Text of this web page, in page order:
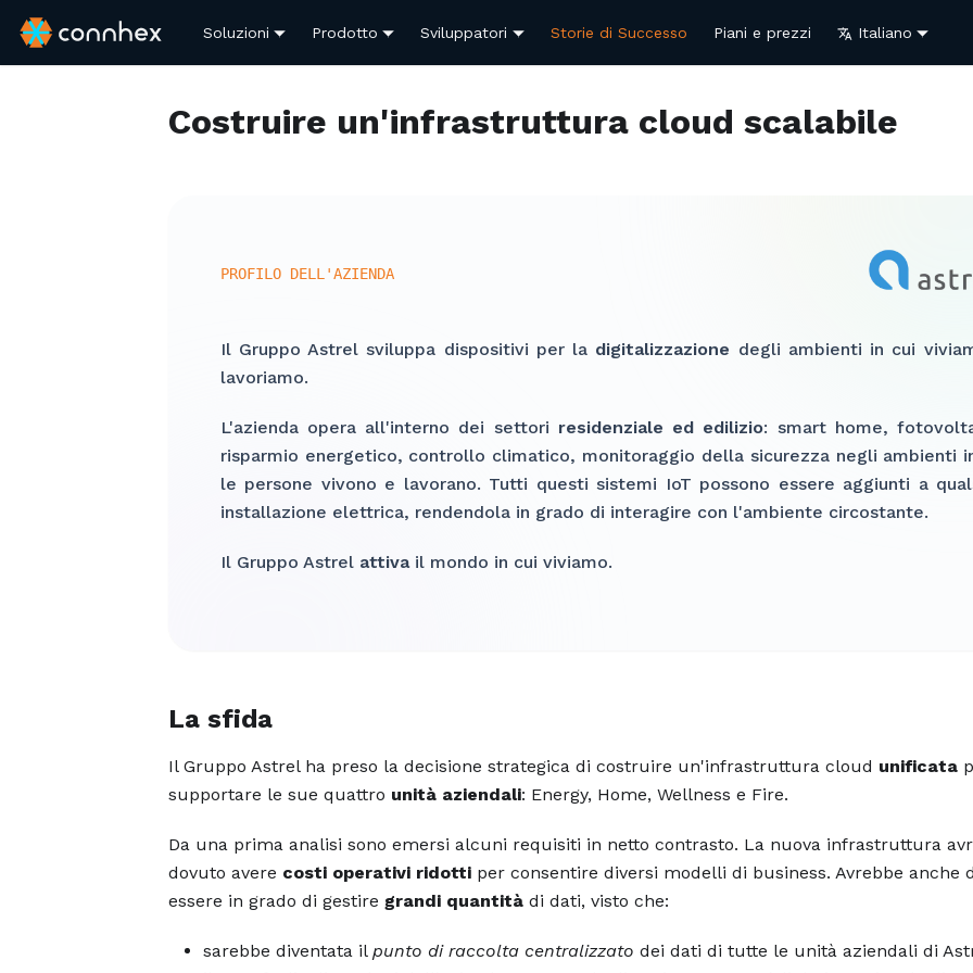
Soluzioni Prodotto Sviluppatori Storie di Successo Piani e prezzi Italiano
Costruire un'infrastruttura cloud scalabile
PROFILO DELL'AZIENDA
Il Gruppo Astrel sviluppa dispositivi per la digitalizzazione degli ambienti in cui
lavoriamo.
L'azienda opera all'interno dei settori residenziale ed edilizio: smart home,
risparmio energetico, controllo climatico, monitoraggio della sicurezza negli ambienti
le persone vivono e lavorano. Tutti questi sistemi IoT possono essere aggiunti a
installazione elettrica, rendendola in grado di interagire con l'ambiente circostante.
Il Gruppo Astrel attivail mondo in cui viviamo.
La sfida
Il Gruppo Astrel ha preso la decisione strategica di costruire un'infrastruttura cloud unificata
supportare le sue quattro unità aziendali: Energy, Home, Wellness e Fire.
Da una prima analisi sono emersi alcuni requisiti in netto contrasto. La nuova infrastruttura
dovuto avere costi operativi ridottiper consentire diversi modelli di business. Avrebbe anche
essere in grado di gestire grandi quantitàdi dati, visto che:
sarebbe diventata il punto di raccolta centralizzato dei dati di tutte le unità aziendali di